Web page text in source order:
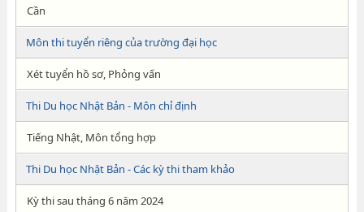
Cần
Môn thi tuyển riêng của trường đại học
Xét tuyển hồ sơ, Phỏng vấn
Thi Du học Nhật Bản - Môn chỉ định
Tiếng Nhật, Môn tổng hợp
Thi Du học Nhật Bản - Các kỳ thi tham khảo
Kỳ thi sau tháng 6 năm 2024